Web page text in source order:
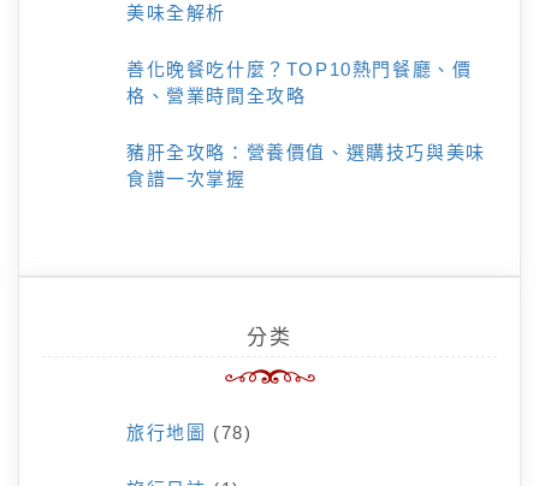
美味全解析
善化晚餐吃什麼？TOP10熱門餐廳、價
格、營業時間全攻略
豬肝全攻略：營養價值、選購技巧與美味
食譜一次掌握
分类
旅行地圖 (78)